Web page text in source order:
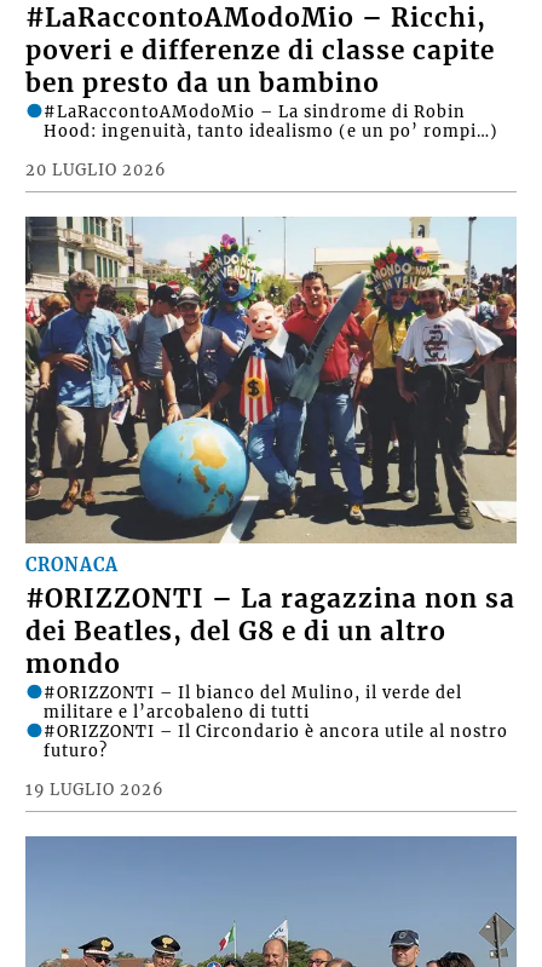
#LaRaccontoAModoMio – Ricchi,
poveri e differenze di classe capite
ben presto da un bambino
20 LUGLIO 2026
#LaRaccontoAModoMio – La sindrome di Robin
Hood: ingenuità, tanto idealismo (e un po’ rompi…)
CRONACA
#ORIZZONTI – La ragazzina non sa
dei Beatles, del G8 e di un altro
mondo
19 LUGLIO 2026
#ORIZZONTI – Il bianco del Mulino, il verde del
militare e l’arcobaleno di tutti
#ORIZZONTI – Il Circondario è ancora utile al nostro
futuro?